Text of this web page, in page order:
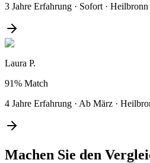
3 Jahre Erfahrung · Sofort · Heilbronn
Laura P.
91% Match
4 Jahre Erfahrung · Ab März ·
Machen Sie den